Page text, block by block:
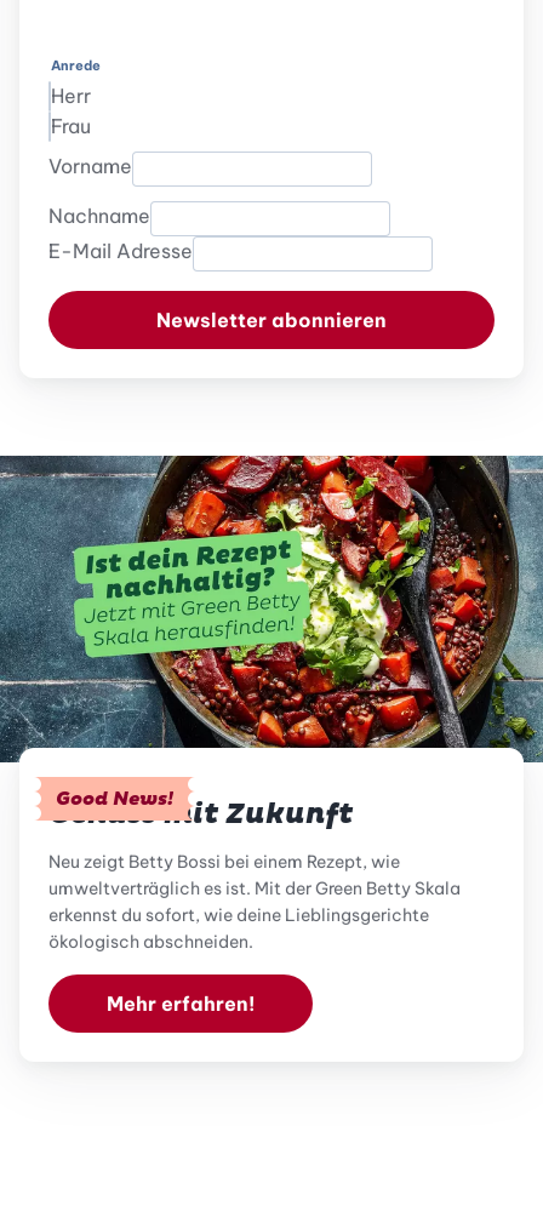
Anrede
Herr
Frau
Vorname
Nachname
E-Mail Adresse
Newsletter abonnieren
Good News!
Genuss mit Zukunft
Neu zeigt Betty Bossi bei einem Rezept, wie
umweltverträglich es ist. Mit der Green Betty Skala
erkennst du sofort, wie deine Lieblingsgerichte
ökologisch abschneiden.
Mehr erfahren!